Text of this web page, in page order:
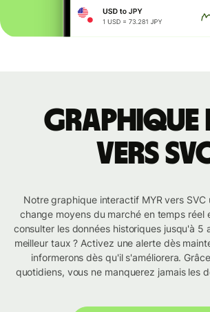
Graphique
vers
Notre graphique interactif MYR vers SVC
change moyens du marché en temps réel
consulter les données historiques jusqu'à 5
meilleur taux ? Activez une alerte dès
informerons dès qu'il s'améliorera.
quotidiens, vous ne manquerez jamais les